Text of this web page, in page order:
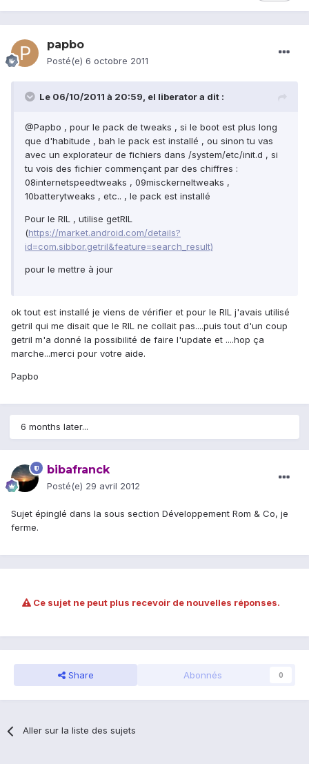
papbo
Posté(e) 6 octobre 2011
Le 06/10/2011 à 20:59, el liberator a dit :
@Papbo , pour le pack de tweaks , si le boot est plus long
que d'habitude , bah le pack est installé , ou sinon tu vas
avec un explorateur de fichiers dans /system/etc/init.d , si
tu vois des fichier commençant par des chiffres :
08internetspeedtweaks , 09misckerneltweaks ,
10batterytweaks , etc.. , le pack est installé
Pour le RIL , utilise getRIL
(https://market.android.com/details?
id=com.sibbor.getril&feature=search_result)
pour le mettre à jour
ok tout est installé je viens de vérifier et pour le RIL j'avais utilisé
getril qui me disait que le RIL ne collait pas....puis tout d'un coup
getril m'a donné la possibilité de faire l'update et ....hop ça
marche...merci pour votre aide.
Papbo
6 months later...
bibafranck
Posté(e) 29 avril 2012
Sujet épinglé dans la sous section Développement Rom & Co, je
ferme.
Ce sujet ne peut plus recevoir de nouvelles réponses.
Share Abonnés 0
Aller sur la liste des sujets